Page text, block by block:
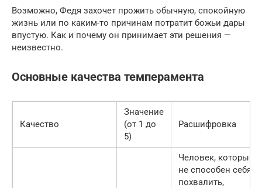
Возможно, Федя захочет прожить обычную, спокойную
жизнь или по каким-то причинам потратит божьи дары
впустую. Как и почему он принимает эти решения —
неизвестно.
Основные качества темперамента
Качество
Значение
(от 1 до
5)
Расшифровка
Человек, который
не способен себя
похвалить,